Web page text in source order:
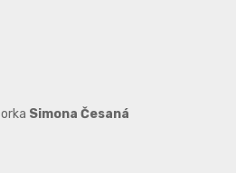
Simona Česaná